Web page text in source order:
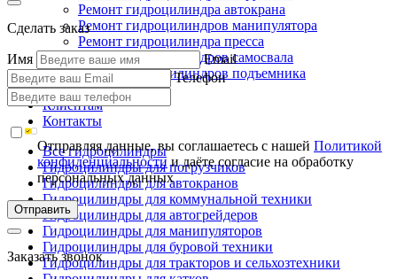
Ремонт гидроцилиндра автокрана
Ремонт гидроцилиндров манипулятора
Ремонт гидроцилиндра пресса
Ремонт гидроцилиндров самосвала
Ремонт гидроцилиндров подъемника
Производство
Клиентам
Контакты
Все гидроцилиндры
Гидроцилиндры для погрузчиков
Гидроцилиндры для автокранов
Гидроцилиндры для коммунальной техники
Гидроцилиндры для автогрейдеров
Гидроцилиндры для манипуляторов
Гидроцилиндры для буровой техники
Гидроцилиндры для тракторов и сельхозтехники
Сделать заказ
Имя
Email
Телефон
Отправляя данные, вы соглашаетесь с нашейПолитикой
конфиденциальностии даёте согласие на обработку
персональных данных
Отправить
Заказать звонок